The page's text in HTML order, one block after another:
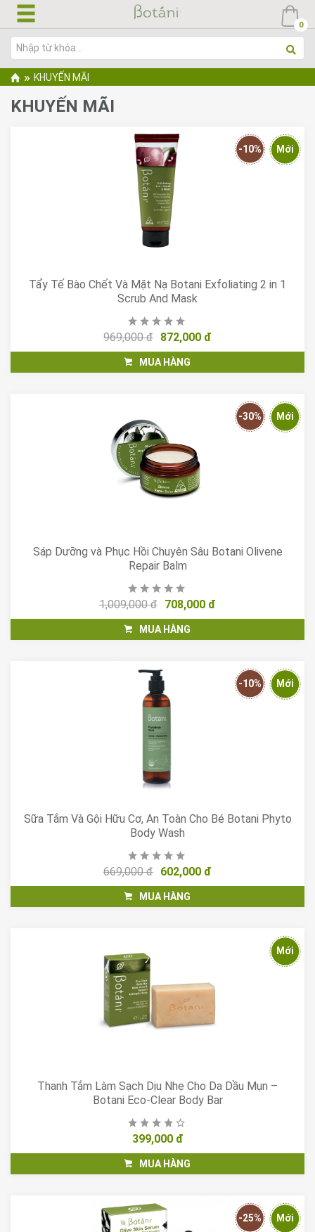
Nhảy
đến
nội
dung
0
Bạn
đang
» KHUYẾN MÃI
KHUYẾN MÃI
Tẩy Tế Bào Chết Và Mặt Nạ Botani Exfoliating 2 in 1
Scrub And Mask
969,000 đ 872,000 đ
-10% Mới
MUA HÀNG
Sáp Dưỡng và Phục Hồi Chuyên Sâu Botani Olivene
Repair Balm
1,009,000 đ 708,000 đ
-30% Mới
MUA HÀNG
Sữa Tắm Và Gội Hữu Cơ, An Toàn Cho Bé Botani Phyto
Body Wash
669,000 đ 602,000 đ
-10% Mới
MUA HÀNG
Thanh Tắm Làm Sạch Dịu Nhẹ Cho Da Dầu Mụn –
Botani Eco-Clear Body Bar
399,000 đ
Mới
MUA HÀNG
-25% Mới